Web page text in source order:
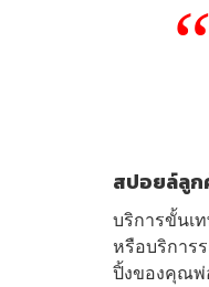
สปอยล์ลูก
บริการขั้นเ
หรือบริการ
ปิ้งของคุณ